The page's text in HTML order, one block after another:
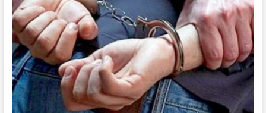
Верховный
Суд
подтвердил
приговор
о
пожизненном
заключении